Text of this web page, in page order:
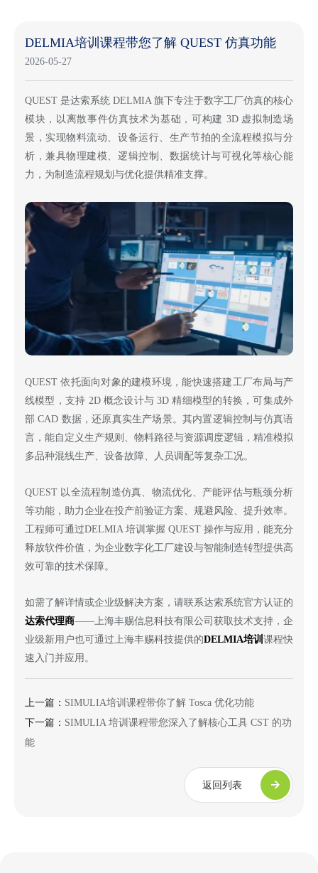
DELMIA培训课程带您了解 QUEST 仿真功能
2026-05-27
QUEST 是达索系统 DELMIA 旗下专注于数字工厂仿真的核心
模块，以离散事件仿真技术为基础，可构建 3D 虚拟制造场
景，实现物料流动、设备运行、生产节拍的全流程模拟与分
析，兼具物理建模、逻辑控制、数据统计与可视化等核心能
力，为制造流程规划与优化提供精准支撑。
QUEST 依托面向对象的建模环境，能快速搭建工厂布局与产
线模型，支持 2D 概念设计与 3D 精细模型的转换，可集成外
部 CAD 数据，还原真实生产场景。其内置逻辑控制与仿真语
言，能自定义生产规则、物料路径与资源调度逻辑，精准模拟
多品种混线生产、设备故障、人员调配等复杂工况。
QUEST 以全流程制造仿真、物流优化、产能评估与瓶颈分析
等功能，助力企业在投产前验证方案、规避风险、提升效率。
工程师可通过DELMIA 培训掌握 QUEST 操作与应用，能充分
释放软件价值，为企业数字化工厂建设与智能制造转型提供高
效可靠的技术保障。
如需了解详情或企业级解决方案，请联系达索系统官方认证的
达索代理商——上海丰赐信息科技有限公司获取技术支持，企
业级新用户也可通过上海丰赐科技提供的DELMIA培训 课程快
速入门并应用。
上一篇： SIMULIA培训课程带你了解 Tosca 优化功能
下一篇： SIMULIA 培训课程带您深入了解核心工具 CST 的功
能
返回列表